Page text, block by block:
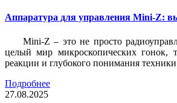
Аппаратура для управления Mini-Z:
Mini-Z – это не просто
целый мир микроскопических гонок,
реакции и глубокого понимания техники
Подробнее
27.08.2025